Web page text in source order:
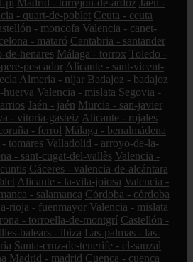
pi Madrid - torrejón-de-ardoz Jaén -
- quart-de-poblet Ceuta - ceuta
- moncofa Valencia - canet-
- mataró Cantabria - santander
de-henares Málaga - torrox Toledo -
pescador Alicante - sant-vicent-
Almería - níjar Badajoz - badajoz
huerva Valencia - mislata Segovia -
Jaén - jaén Murcia - san-javier
- vitoria-gasteiz Alicante - rojales
- ferrol Málaga - benalmádena
tomares Valladolid - arroyo-de-la-
- sant-cugat-del-vallès Valencia -
Cáceres - valencia-de-alcántara
Alicante - la-vila-joiosa Valencia -
- salamanca Córdoba - córdoba
rioja - fuenmayor Valencia - mislata
- torroella-de-montgrí Castellón -
balears - ibiza Las-palmas - las-
Santa-cruz-de-tenerife - el-sauzal
Madrid - madrid Cuenca - cuenca